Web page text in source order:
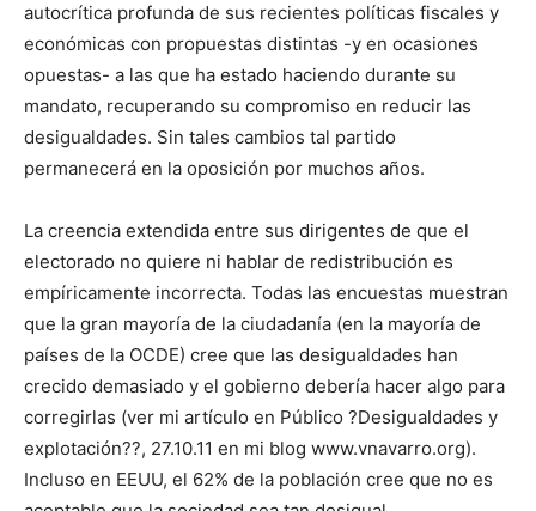
autocrítica profunda de sus recientes políticas fiscales y
económicas con propuestas distintas -y en ocasiones
opuestas- a las que ha estado haciendo durante su
mandato, recuperando su compromiso en reducir las
desigualdades. Sin tales cambios tal partido
permanecerá en la oposición por muchos años.
La creencia extendida entre sus dirigentes de que el
electorado no quiere ni hablar de redistribución es
empíricamente incorrecta. Todas las encuestas muestran
que la gran mayoría de la ciudadanía (en la mayoría de
países de la OCDE) cree que las desigualdades han
crecido demasiado y el gobierno debería hacer algo para
corregirlas (ver mi artículo en Público ?Desigualdades y
explotación??, 27.10.11 en mi blog www.vnavarro.org).
Incluso en EEUU, el 62% de la población cree que no es